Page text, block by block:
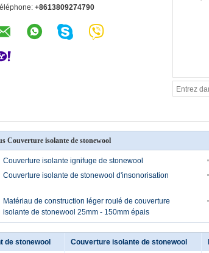
+8613809274790
Couverture isolante de stonewool
Couverture isolante ignifuge de stonewool
Couverture isolante de stonewool d'insonorisation
Matériau de construction léger roulé de couverture
isolante de stonewool 25mm - 150mm épais
de stonewool Couverture isolante de stonewool